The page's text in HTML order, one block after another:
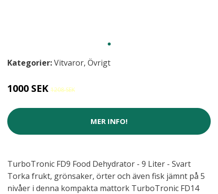
Kategorier:Vitvaror, Övrigt
1000 SEK 1208 SEK
MER INFO!
TurboTronic FD9 Food Dehydrator - 9 Liter - Svart
Torka frukt, grönsaker, örter och även fisk jämnt på 5
nivåer i denna kompakta mattork TurboTronic FD14